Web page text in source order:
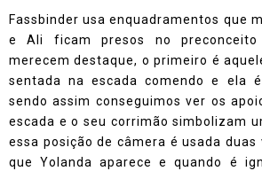
Fassbinder usa enquadramentos que
e Ali ficam presos no
merecem destaque, o primeiro é
sentada na escada comendo e ela
sendo assim conseguimos ver os
escada e o seu corrimão simbolizam
essa posição de câmera é usada duas
que Yolanda aparece e quando é